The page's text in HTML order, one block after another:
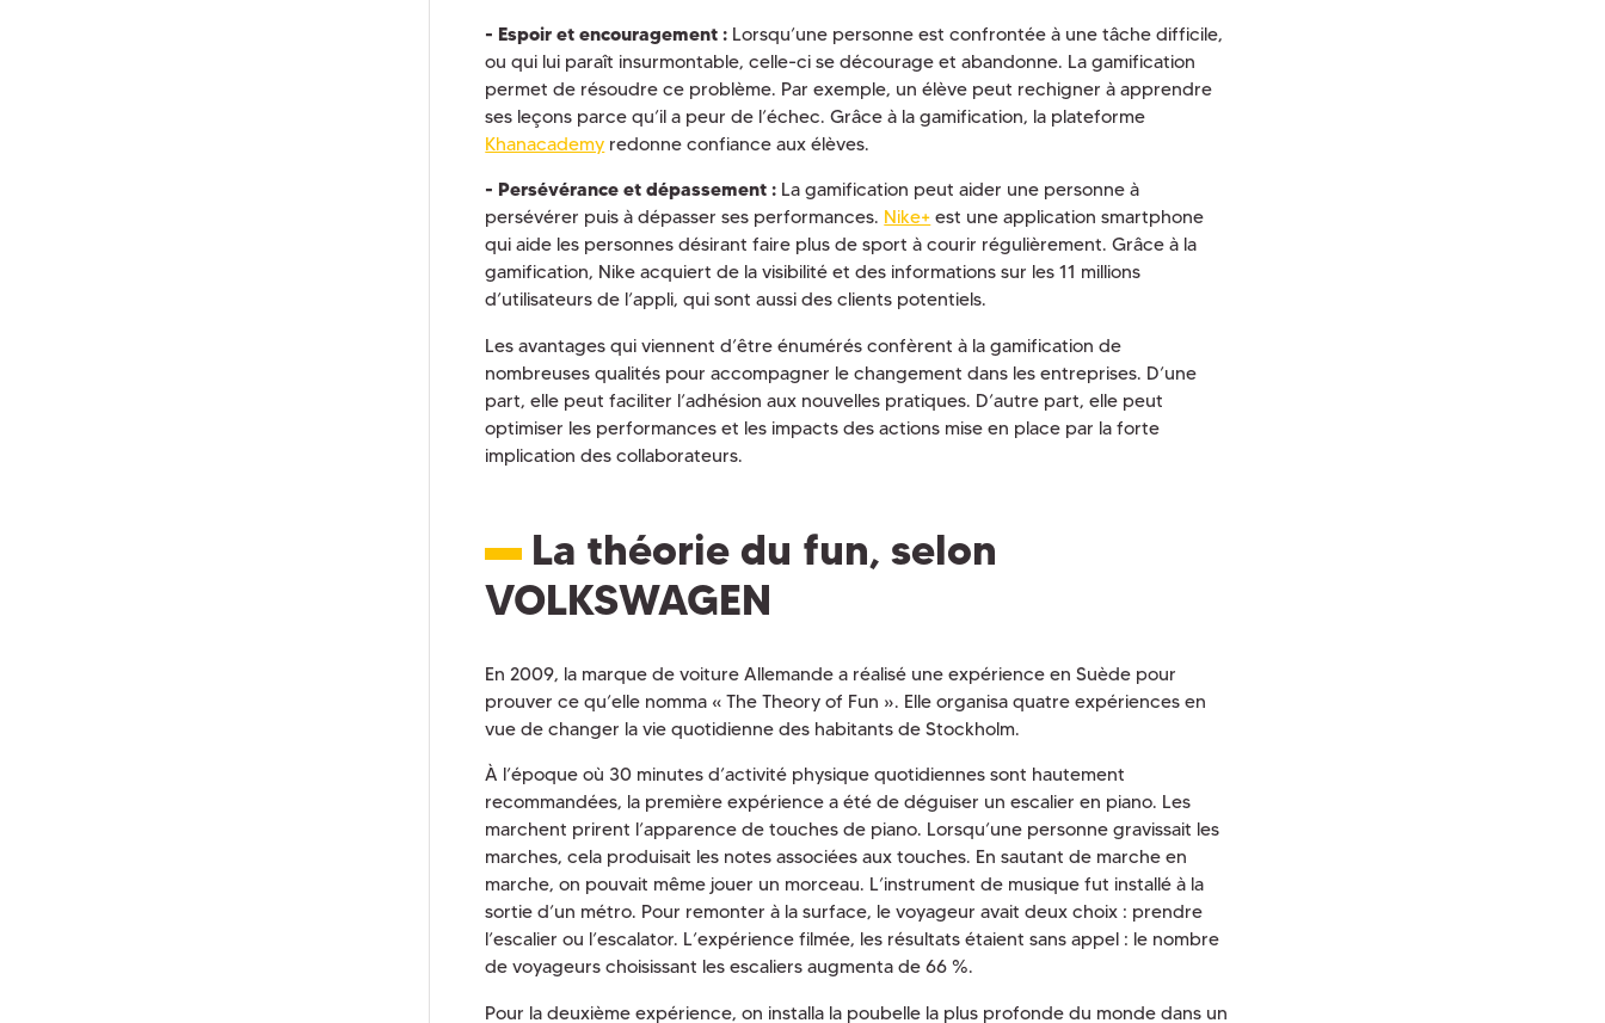
- Espoir et encouragement : Lorsqu’une personne est confrontée à une tâche difficile,
ou qui lui paraît insurmontable, celle-ci se décourage et abandonne. La gamification
permet de résoudre ce problème. Par exemple, un élève peut rechigner à apprendre
ses leçons parce qu’il a peur de l’échec. Grâce à la gamification, la plateforme
Khanacademy redonne confiance aux élèves.
- Persévérance et dépassement : La gamification peut aider une personne à
persévérer puis à dépasser ses performances. Nike+ est une application smartphone
qui aide les personnes désirant faire plus de sport à courir régulièrement. Grâce à la
gamification, Nike acquiert de la visibilité et des informations sur les 11 millions
d’utilisateurs de l’appli, qui sont aussi des clients potentiels.
Les avantages qui viennent d’être énumérés confèrent à la gamification de
nombreuses qualités pour accompagner le changement dans les entreprises. D’une
part, elle peut faciliter l’adhésion aux nouvelles pratiques. D’autre part, elle peut
optimiser les performances et les impacts des actions mise en place par la forte
implication des collaborateurs.
La théorie du fun, selon
VOLKSWAGEN
En 2009, la marque de voiture Allemande a réalisé une expérience en Suède pour
prouver ce qu’elle nomma « The Theory of Fun ». Elle organisa quatre expériences en
vue de changer la vie quotidienne des habitants de Stockholm.
À l’époque où 30 minutes d’activité physique quotidiennes sont hautement
recommandées, la première expérience a été de déguiser un escalier en piano. Les
marchent prirent l’apparence de touches de piano. Lorsqu’une personne gravissait les
marches, cela produisait les notes associées aux touches. En sautant de marche en
marche, on pouvait même jouer un morceau. L’instrument de musique fut installé à la
sortie d’un métro. Pour remonter à la surface, le voyageur avait deux choix : prendre
l’escalier ou l’escalator. L’expérience filmée, les résultats étaient sans appel : le nombre
de voyageurs choisissant les escaliers augmenta de 66 %.
Pour la deuxième expérience, on installa la poubelle la plus profonde du monde dans un